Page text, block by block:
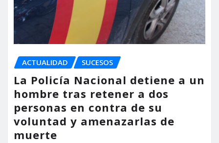
ACTUALIDAD SUCESOS
La Policía Nacional detiene a un
hombre tras retener a dos
personas en contra de su
voluntad y amenazarlas de
muerte